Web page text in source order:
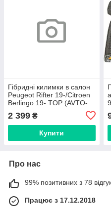
Гібридні килимки в салон
Peugeot Rifter 19-/Citroen
Berlingo 19- TOP (AVTO-
2 399 ₴
Купити
Про нас
99% позитивних з 78
Працює з 17.12.2018